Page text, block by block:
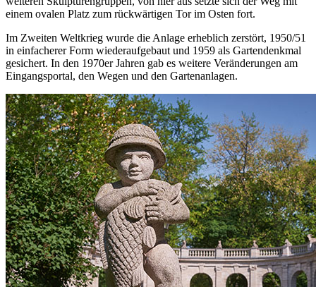
einem ovalen Platz zum rückwärtigen Tor im Osten fort.
Im Zweiten Weltkrieg wurde die Anlage erheblich zerstört, 1950/51
in einfacherer Form wiederaufgebaut und 1959 als Gartendenkmal
gesichert. In den 1970er Jahren gab es weitere Veränderungen am
Eingangsportal, den Wegen und den Gartenanlagen.